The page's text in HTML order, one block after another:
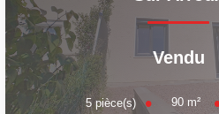
Vendu
5pièce(s) 90 m²